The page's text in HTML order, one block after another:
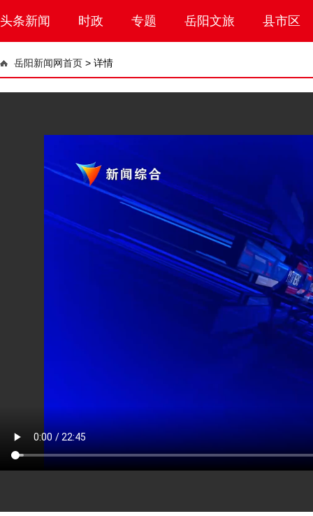
头条新闻 时政 专题 岳阳文旅 县市区
岳阳新闻网首页 > 详情